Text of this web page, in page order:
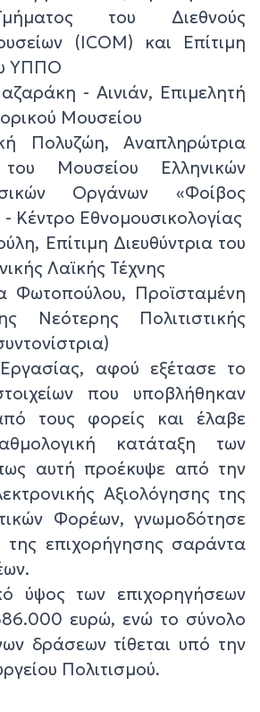
του Διεθνούς
(ICOM) και Επίτιμη
ΥΠΠΟ
- Αινιάν, Επιμελητή
Μουσείου
Αναπληρώτρια
του Μουσείου Ελληνικών
Οργάνων «Φοίβος
Κέντρο Εθνομουσικολογίας
Επίτιμη Διευθύντρια του
Λαϊκής Τέχνης
Προϊσταμένη
Νεότερης Πολιτιστικής
αφού εξέτασε το
που υποβλήθηκαν
τους φορείς και έλαβε
κατάταξη των
αυτή προέκυψε από την
Αξιολόγησης της
Φορέων, γνωμοδότησε
επιχορήγησης σαράντα
ύψος των επιχορηγήσεων
ευρώ, ενώ το σύνολο
δράσεων τίθεται υπό την
Πολιτισμού.